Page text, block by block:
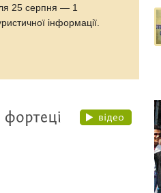
25 серпня — 1
інформації.